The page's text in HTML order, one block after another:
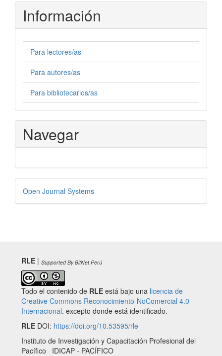
Información
Para lectores/as
Para autores/as
Para bibliotecarios/as
Navegar
Desarrollado
por
Open Journal Systems
RLE | Supported By BitNet Perú
Todo el contenido de RLE está bajo una licencia de
Creative Commons Reconocimiento-NoComercial 4.0
Internacional. excepto donde está identificado.
RLE DOI: https://doi.org/10.53595/rle
Instituto de Investigación y Capacitación Profesional del
Pacífico IDICAP - PACÍFICO